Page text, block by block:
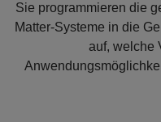
Sie programmieren die
Matter-Systeme in die
auf, welche